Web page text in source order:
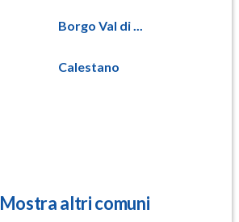
Borgo Val di ...
Calestano
Mostra altri comuni